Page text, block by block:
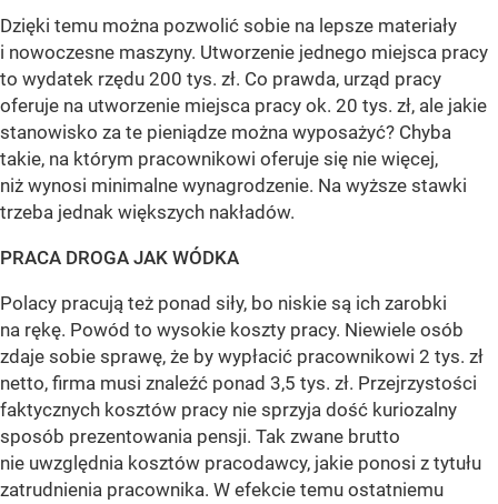
Dzięki temu można pozwolić sobie na lepsze materiały
i nowoczesne maszyny. Utworzenie jednego miejsca pracy
to wydatek rzędu 200 tys. zł. Co prawda, urząd pracy
oferuje na utworzenie miejsca pracy ok. 20 tys. zł, ale jakie
stanowisko za te pieniądze można wyposażyć? Chyba
takie, na którym pracownikowi oferuje się nie więcej,
niż wynosi minimalne wynagrodzenie. Na wyższe stawki
trzeba jednak większych nakładów.
PRACA DROGA JAK WÓDKA
Polacy pracują też ponad siły, bo niskie są ich zarobki
na rękę. Powód to wysokie koszty pracy. Niewiele osób
zdaje sobie sprawę, że by wypłacić pracownikowi 2 tys. zł
netto, firma musi znaleźć ponad 3,5 tys. zł. Przejrzystości
faktycznych kosztów pracy nie sprzyja dość kuriozalny
sposób prezentowania pensji. Tak zwane brutto
nie uwzględnia kosztów pracodawcy, jakie ponosi z tytułu
zatrudnienia pracownika. W efekcie temu ostatniemu